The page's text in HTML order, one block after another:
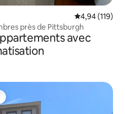
Évaluation
4,94 (119)
près de Pittsburgh
avec